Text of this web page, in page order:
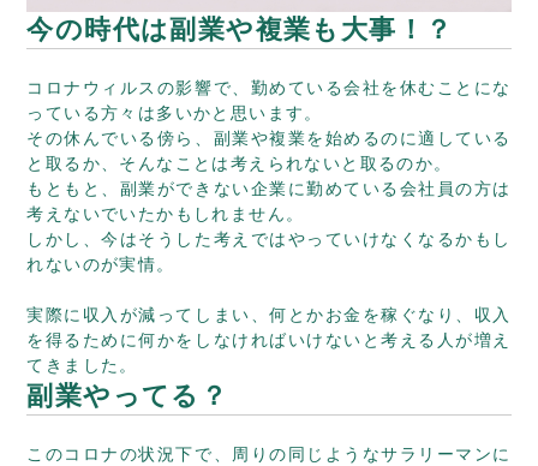
今の時代は副業や複業も大事！？
コロナウィルスの影響で、勤めている会社を休むことにな
っている方々は多いかと思います。
その休んでいる傍ら、副業や複業を始めるのに適している
と取るか、そんなことは考えられないと取るのか。
もともと、副業ができない企業に勤めている会社員の方は
考えないでいたかもしれません。
しかし、今はそうした考えではやっていけなくなるかもし
れないのが実情。
実際に収入が減ってしまい、何とかお金を稼ぐなり、収入
を得るために何かをしなければいけないと考える人が増え
てきました。
副業やってる？
このコロナの状況下で、周りの同じようなサラリーマンに